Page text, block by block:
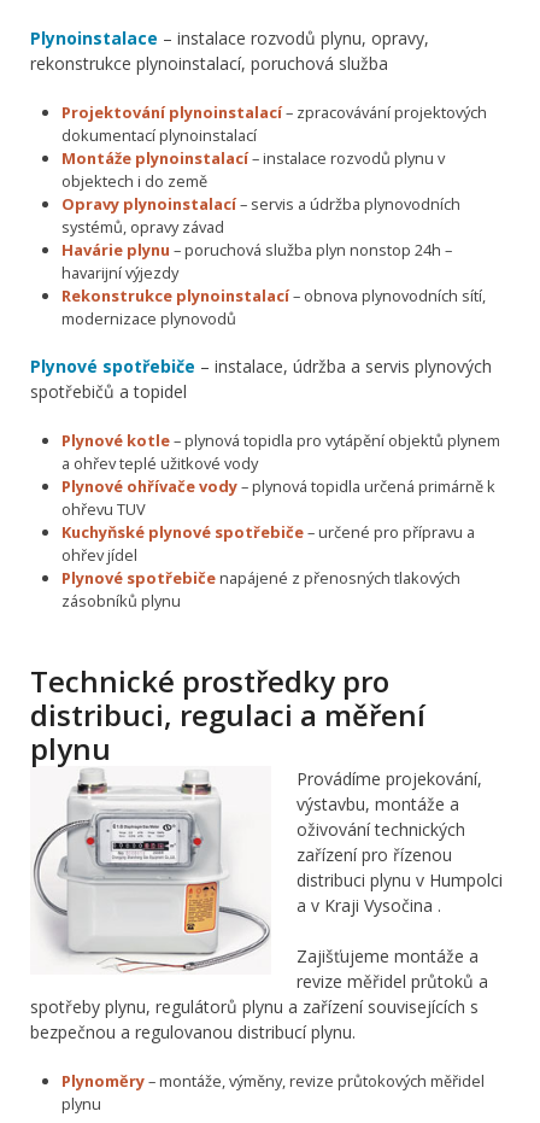
Plynoinstalace – instalace rozvodů plynu, opravy,
rekonstrukce plynoinstalací, poruchová služba
Projektování plynoinstalací– zpracovávání projektových
dokumentací plynoinstalací
Montáže plynoinstalací– instalace rozvodů plynu v
objektech i do země
Opravy plynoinstalací– servis a údržba plynovodních
systémů, opravy závad
Havárie plynu – poruchová služba plyn nonstop 24h –
havarijní výjezdy
Rekonstrukce plynoinstalací– obnova plynovodních sítí,
modernizace plynovodů
Plynové spotřebiče – instalace, údržba a servis plynových
spotřebičů a topidel
Plynové kotle– plynová topidla pro vytápění objektů plynem
a ohřev teplé užitkové vody
Plynové ohřívače vody– plynová topidla určená primárně k
ohřevu TUV
Kuchyňské plynové spotřebiče– určené pro přípravu a
ohřev jídel
Plynové spotřebičenapájené z přenosných tlakových
zásobníků plynu
Technické prostředky pro
distribuci, regulaci a měření
plynu
Provádíme projekování,
výstavbu, montáže a
oživování technických
zařízení pro řízenou
distribuci plynu v Humpolci
a v Kraji Vysočina .
Zajišťujeme montáže a
revize měřidel průtoků a
spotřeby plynu, regulátorů plynu a zařízení souvisejících s
bezpečnou a regulovanou distribucí plynu.
Plynoměry– montáže, výměny, revize průtokových měřidel
plynu